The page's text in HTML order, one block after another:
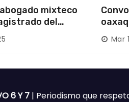
mixteco
del
es originario
de León
Mar
6 Y 7 | Periodismo que